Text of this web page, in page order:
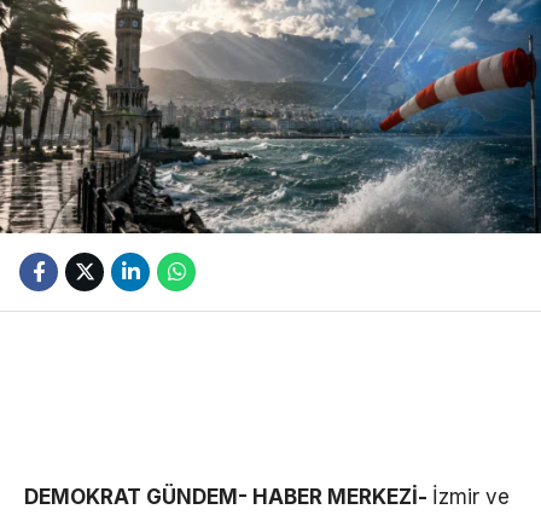
DEMOKRAT GÜNDEM- HABER MERKEZİ- İzmir ve